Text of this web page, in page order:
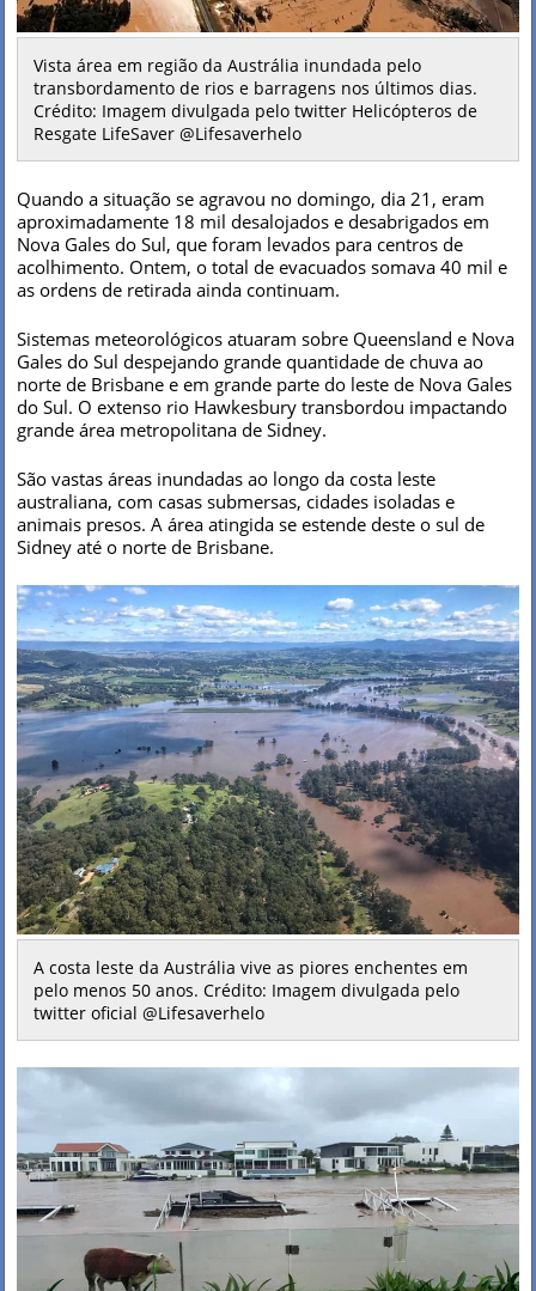
Vista área em região da Austrália inundada pelo
transbordamento de rios e barragens nos últimos dias.
Crédito: Imagem divulgada pelo twitter Helicópteros de
Resgate LifeSaver @Lifesaverhelo
Quando a situação se agravou no domingo, dia 21, eram
aproximadamente 18 mil desalojados e desabrigados em
Nova Gales do Sul, que foram levados para centros de
acolhimento. Ontem, o total de evacuados somava 40 mil e
as ordens de retirada ainda continuam.
Sistemas meteorológicos atuaram sobre Queensland e Nova
Gales do Sul despejando grande quantidade de chuva ao
norte de Brisbane e em grande parte do leste de Nova Gales
do Sul. O extenso rio Hawkesbury transbordou impactando
grande área metropolitana de Sidney.
São vastas áreas inundadas ao longo da costa leste
australiana, com casas submersas, cidades isoladas e
animais presos. A área atingida se estende deste o sul de
Sidney até o norte de Brisbane.
A costa leste da Austrália vive as piores enchentes em
pelo menos 50 anos. Crédito: Imagem divulgada pelo
twitter oficial @Lifesaverhelo